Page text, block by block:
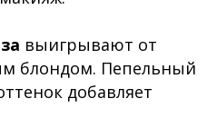
выигрывают от
блондом. Пепельный
добавляет